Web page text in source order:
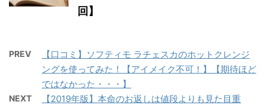
回】
PREV
【口コミ】ソフティモ ラチェスカのホットクレンジ
ングを使ってみた！【アイメイク不可！】【期待ほど
ではなかった・・・】
NEXT
【2019年版】本命のお返しは値段よりも見た目重